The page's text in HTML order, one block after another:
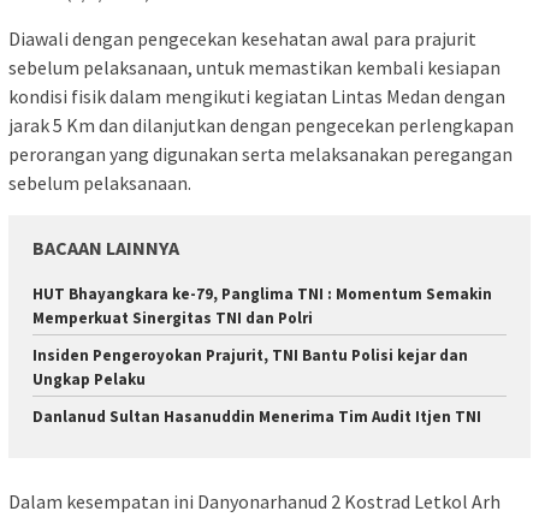
Diawali dengan pengecekan kesehatan awal para prajurit
sebelum pelaksanaan, untuk memastikan kembali kesiapan
kondisi fisik dalam mengikuti kegiatan Lintas Medan dengan
jarak 5 Km dan dilanjutkan dengan pengecekan perlengkapan
perorangan yang digunakan serta melaksanakan peregangan
sebelum pelaksanaan.
BACAAN LAINNYA
HUT Bhayangkara ke-79, Panglima TNI : Momentum Semakin
Memperkuat Sinergitas TNI dan Polri
Insiden Pengeroyokan Prajurit, TNI Bantu Polisi kejar dan
Ungkap Pelaku
Danlanud Sultan Hasanuddin Menerima Tim Audit Itjen TNI
Dalam kesempatan ini Danyonarhanud 2 Kostrad Letkol Arh